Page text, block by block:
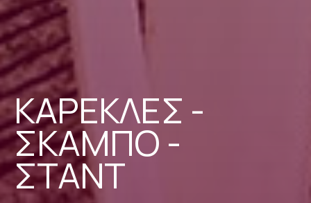
ΚΑΡΕΚΛΕΣ -
ΣΚΑΜΠΟ -
ΣΤΑΝΤ